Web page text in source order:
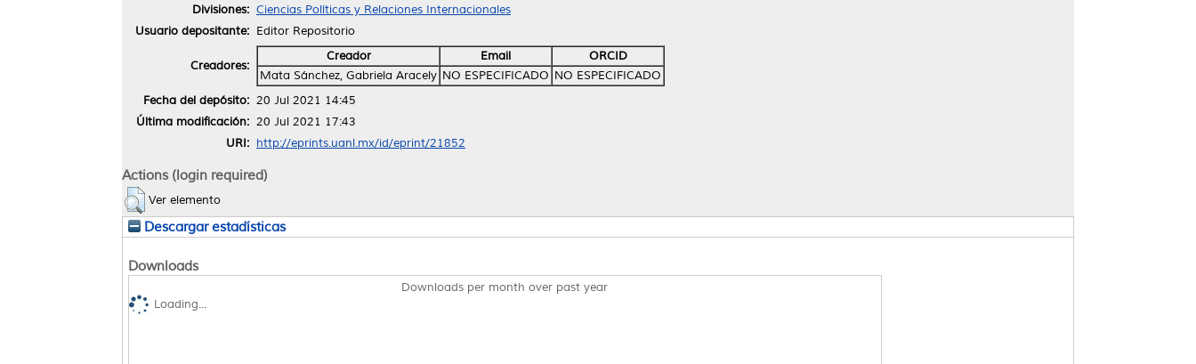
Divisiones: Ciencias Políticas y Relaciones Internacionales
Usuario depositante: Editor Repositorio
Creadores:
Creador Email
ORCID
Mata Sánchez, Gabriela Aracely NO ESPECIFICADO NO ESPECIFICADO
Fecha del depósito: 20 Jul 2021 14:45
Última modificación: 20 Jul 2021 17:43
URI: http://eprints.uanl.mx/id/eprint/21852
Actions (login required)
Ver elemento
Descargar estadísticas
Downloads
Downloads per month over past year
Loading...